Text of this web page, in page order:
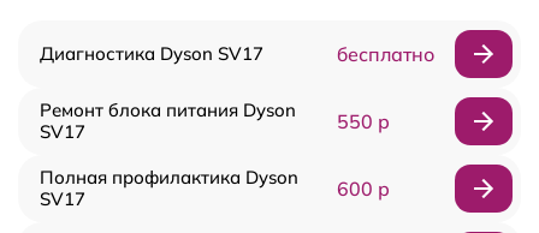
Диагностика Dyson SV17 бесплатно
Ремонт блока питания Dyson
SV17
550 р
Полная профилактика Dyson
SV17
600 р